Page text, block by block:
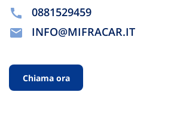
0881529459
INFO@MIFRACAR.IT
Chiama ora